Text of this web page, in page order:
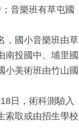
音樂班有草屯國
，國小音樂班由草
南投國中、埔里國
小美術班由竹山國
日，術科測驗入
索取或由招生學校